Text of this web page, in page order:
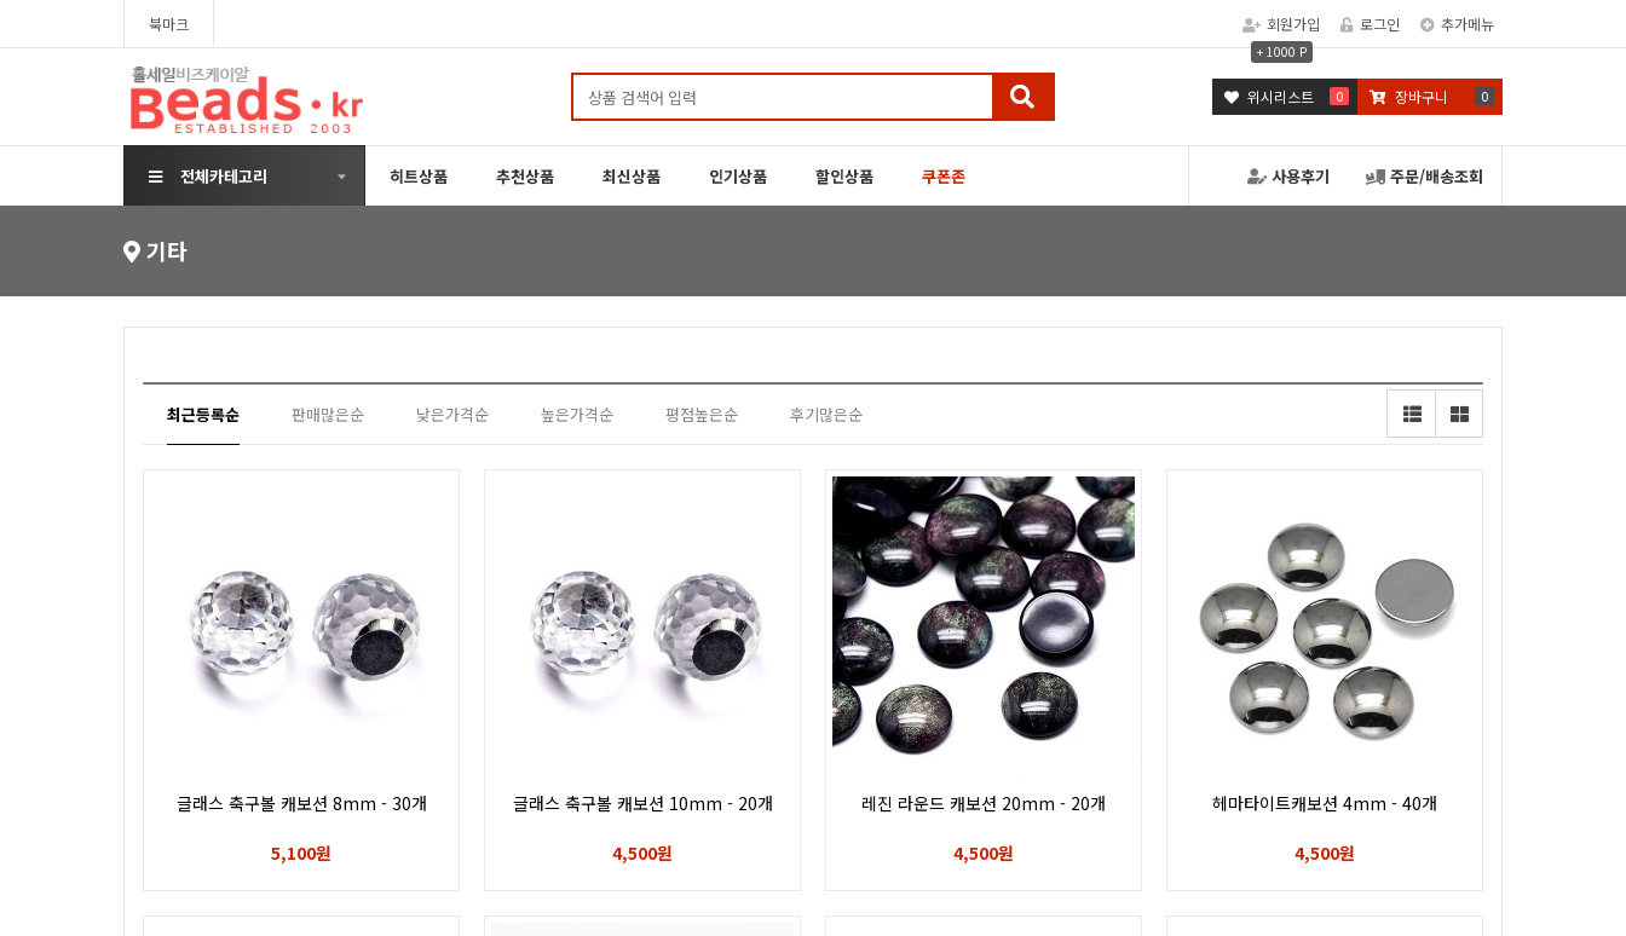
북마크 회원가입
+ 1000 P
로그인 추가메뉴
위시리스트 0 장바구니 0
전체카테고리 히트상품 추천상품 최신상품 인기상품 할인상품 쿠폰존 주문/배송조회
사용후기
기타
최근등록순 판매많은순 낮은가격순 높은가격순 평점높은순 후기많은순
글래스 축구볼 캐보션 8mm - 30개
5,100원
글래스 축구볼 캐보션 10mm - 20개
4,500원
레진 라운드 캐보션 20mm - 20개
4,500원
헤마타이트캐보션 4mm - 40개
4,500원